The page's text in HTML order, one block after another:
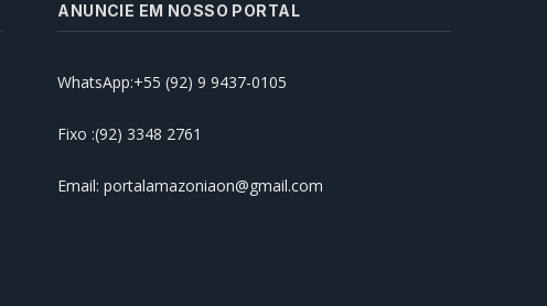
Prefeitura de Manaus realiza
15/06/2026
ANUNCIE EM NOSSO PORTAL
WhatsApp:+55 (92) 9 9437-0105
Fixo :(92) 3348 2761
Email: portalamazoniaon@gmail.com